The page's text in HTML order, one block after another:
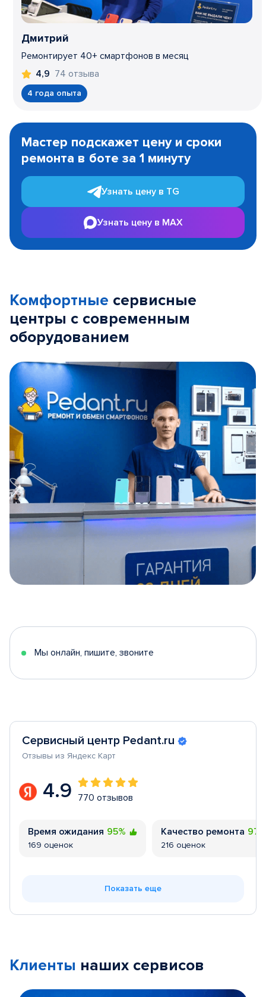
Дмитрий
Ремонтирует 40+ смартфонов в месяц
4,9 74 отзыва
4 года опыта
1
Мастер подскажет цену и сроки
ремонта в боте за 1 минуту
Узнать цену в TG
Узнать цену в MAX
Комфортные сервисные
центры с современным
оборудованием
5
Мы онлайн, пишите, звоните
Сервисный центр Pedant.ru
Отзывы из Яндекс Карт
4.9 770 отзывов
Время ожидания 95%
169 оценок
Качество ремонта
216 оценок
Показать еще
Клиенты наших сервисов